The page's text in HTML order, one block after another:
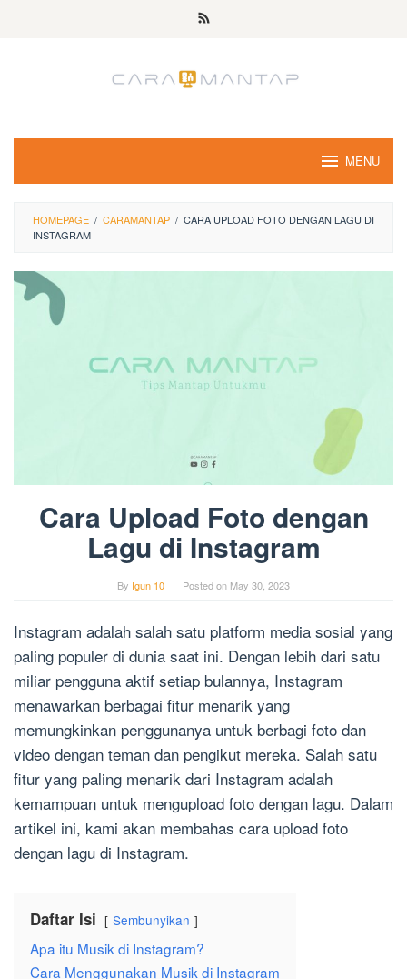
MENU
HOMEPAGE / CARAMANTAP / CARA UPLOAD FOTO DENGAN LAGU DI
INSTAGRAM
Cara Upload Foto dengan
Lagu di Instagram
By Igun 10 Posted on May 30, 2023
Instagram adalah salah satu platform media sosial yang
paling populer di dunia saat ini. Dengan lebih dari satu
miliar pengguna aktif setiap bulannya, Instagram
menawarkan berbagai fitur menarik yang
memungkinkan penggunanya untuk berbagi foto dan
video dengan teman dan pengikut mereka. Salah satu
fitur yang paling menarik dari Instagram adalah
kemampuan untuk mengupload foto dengan lagu. Dalam
artikel ini, kami akan membahas cara upload foto
dengan lagu di Instagram.
Daftar Isi Sembunyikan
Apa itu Musik di Instagram?
Cara Menggunakan Musik di Instagram